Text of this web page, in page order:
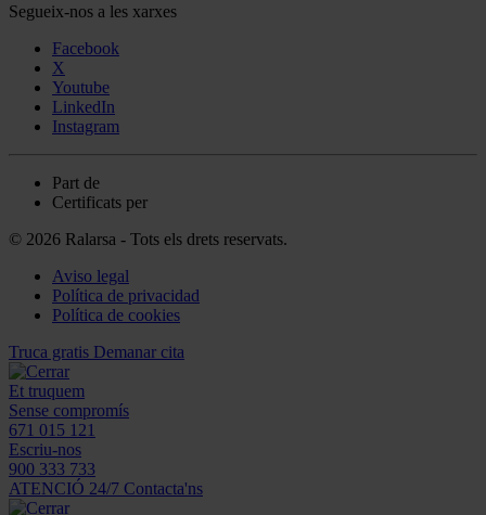
Segueix-nos a les xarxes
Facebook
X
Youtube
LinkedIn
Instagram
Part de
Certificats per
© 2026 Ralarsa - Tots els drets reservats.
Aviso legal
Política de privacidad
Política de cookies
Truca gratis Demanar cita
Et truquem
Sense compromís
671 015 121
Escriu-nos
900 333 733
ATENCIÓ 24/7 Contacta'ns